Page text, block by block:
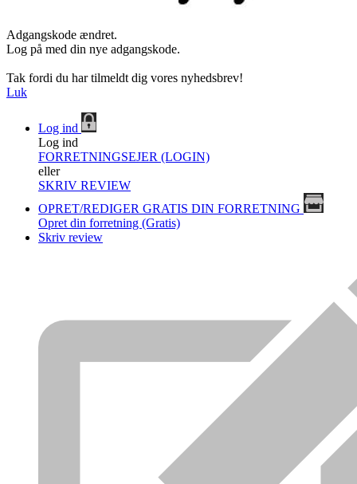
Adgangskode ændret.
Log på med din nye adgangskode.
Tak fordi du har tilmeldt dig vores nyhedsbrev!
Luk
Log ind
Log ind
FORRETNINGSEJER (LOGIN)
eller
SKRIV REVIEW
OPRET/REDIGER GRATIS DIN FORRETNING
Opret din forretning (Gratis)
Skriv review